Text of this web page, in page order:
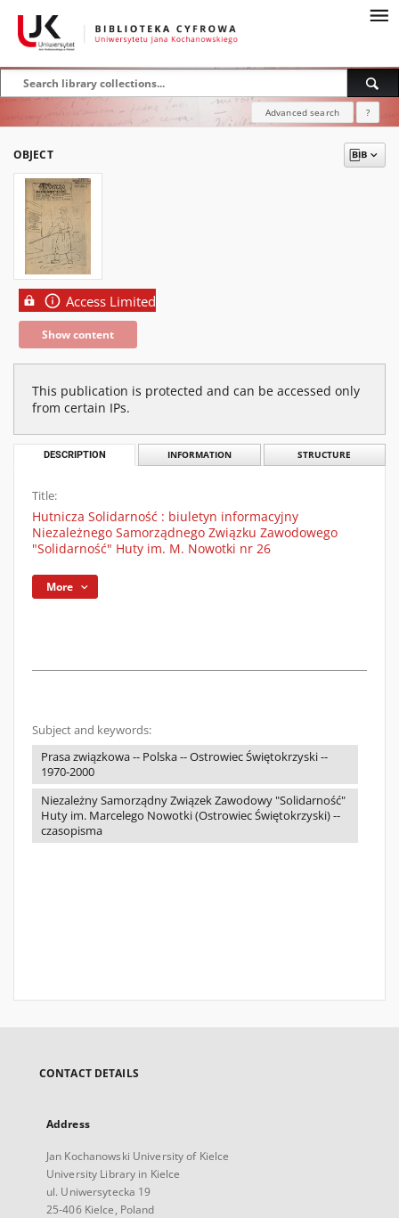
Advanced search ?
OBJECT
Access Limited
Show content
This publication is protected and can be accessed only
from certain IPs.
DESCRIPTION INFORMATION STRUCTURE
Title:
Hutnicza Solidarność : biuletyn informacyjny
Niezależnego Samorządnego Związku Zawodowego
"Solidarność" Huty im. M. Nowotki nr 26
More
Subject and keywords:
Prasa związkowa -- Polska -- Ostrowiec Świętokrzyski --
1970-2000
Niezależny Samorządny Związek Zawodowy "Solidarność"
Huty im. Marcelego Nowotki (Ostrowiec Świętokrzyski) --
czasopisma
CONTACT DETAILS
Address
Jan Kochanowski University of Kielce
University Library in Kielce
ul. Uniwersytecka 19
25-406 Kielce, Poland